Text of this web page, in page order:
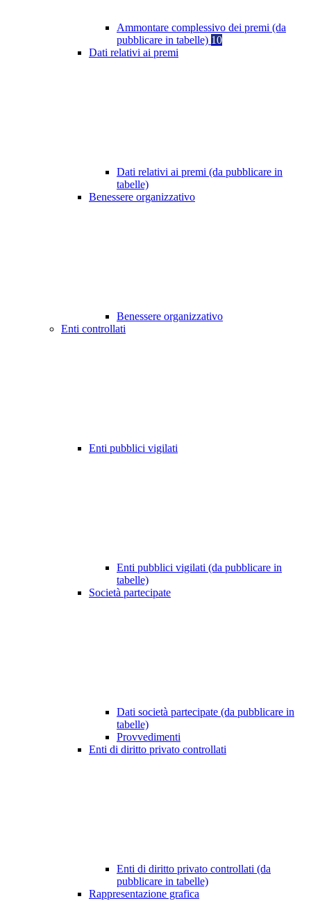
Ammontare complessivo dei premi (da
pubblicare in tabelle) 10
Dati relativi ai premi
Dati relativi ai premi (da pubblicare in
tabelle)
Benessere organizzativo
Benessere organizzativo
Enti controllati
Enti pubblici vigilati
Enti pubblici vigilati (da pubblicare in
tabelle)
Società partecipate
Dati società partecipate (da pubblicare in
tabelle)
Provvedimenti
Enti di diritto privato controllati
Enti di diritto privato controllati (da
pubblicare in tabelle)
Rappresentazione grafica